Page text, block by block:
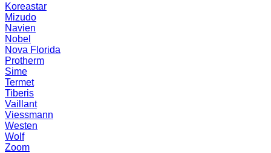
Koreastar
Mizudо
Navien
Nobel
Nova Florida
Protherm
Sime
Termet
Tiberis
Vaillant
Viessmann
Westen
Wolf
Zoom